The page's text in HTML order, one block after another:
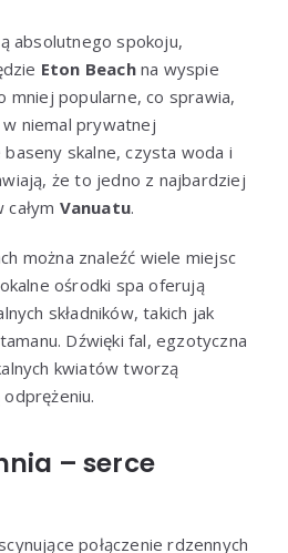
absolutnego spokoju,
Eton Beachna wyspie
mniej popularne, co sprawia,
niemal prywatnej
skalne, czysta woda i
że to jedno z najbardziej
Vanuatu.
można znaleźć wiele miejsc
ośrodki spa oferują
składników, takich jak
Dźwięki fal, egzotyczna
kwiatów tworzą
– serce
połączenie rdzennych